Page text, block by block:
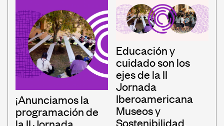
¡Anunciamos la
programación de
Educación y
cuidado son los
ejes de la II
Jornada
Iberoamericana
Museos y
Sostenibilidad.